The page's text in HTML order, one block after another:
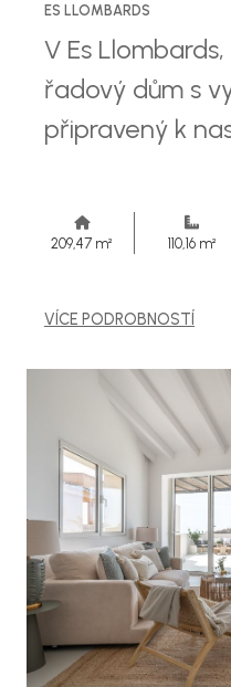
ES LLOMBARDS
V Es
řadový dům s
připravený k
209,47 m² 110,16 m²
VÍCE PODROBNOSTÍ